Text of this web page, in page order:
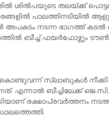
ശിൽപയുടെ തലയ്ക്ക്
പാലത്തിനടിയിൽ
അപകടം നടന്ന ഭാഗത്ത്
ബീച്ച് ഫയർഫോഴ്സും
കൊണ്ടുവന്ന് സ്ലാബുകൾ
എന്നാൽ ബീച്ചിലേക്ക്
രക്ഷാപ്രവർത്തനം